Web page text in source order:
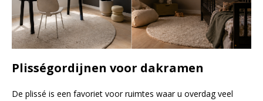
Plisségordijnen voor dakramen
De plissé is een favoriet voor ruimtes waar u overdag veel